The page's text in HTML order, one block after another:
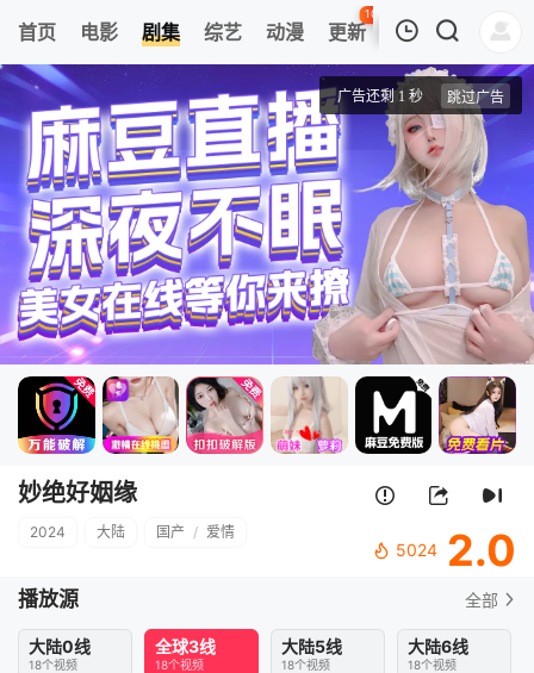
首页 电影 剧集 综艺 动漫 更新
101
热榜 APP
我的观影记录
第01集
妙绝好姻缘
清空
妙绝好姻缘
2024 大陆 国产 / 爱情
5024 2.0
播放源 全部
大陆0线
18个视频
全球3线
18个视频
大陆5线
18个视频
大陆6线
18个视频